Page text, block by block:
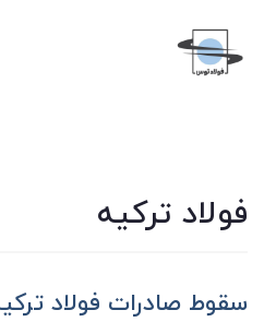
فولاد ترکیه
سقوط صادرات فولاد ترکیه